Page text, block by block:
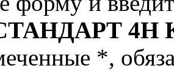
4H
*,